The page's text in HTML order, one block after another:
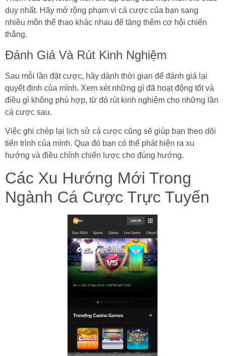
duy nhất. Hãy mở rộng phạm vi cá cược của bạn sang
nhiều môn thể thao khác nhau để tăng thêm cơ hội chiến
thắng.
Đánh Giá Và Rút Kinh Nghiệm
Sau mỗi lần đặt cược, hãy dành thời gian để đánh giá lại
quyết định của mình. Xem xét những gì đã hoạt động tốt và
điều gì không phù hợp, từ đó rút kinh nghiệm cho những lần
cá cược sau.
Việc ghi chép lại lịch sử cá cược cũng sẽ giúp bạn theo dõi
tiến trình của mình. Qua đó bạn có thể phát hiện ra xu
hướng và điều chỉnh chiến lược cho đúng hướng.
Các Xu Hướng Mới Trong
Ngành Cá Cược Trực Tuyến